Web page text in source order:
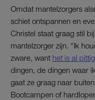
Omdat mantelzorgers
schiet ontspannen en
Christel staat graag stil
mantelzorger zijn. “Ik
zware, want het is al
dingen, de dingen waar
gaat ze graag naar
Bootcampen of